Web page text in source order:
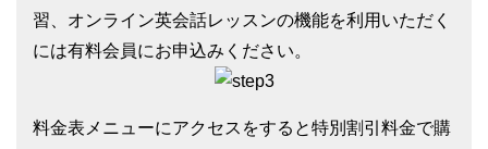
習、オンライン英会話レッスンの機能を利用いただく
には有料会員にお申込みください。
料金表メニューにアクセスをすると特別割引料金で購